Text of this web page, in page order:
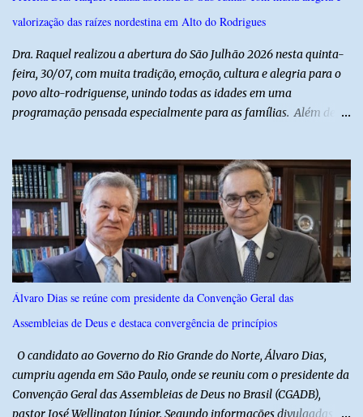
Polícia Militar, a criança é filha de um policial militar. PM reforça
alerta sobre álcool e direção Em nota, a Polícia Militar manifestou
valorização das raízes nordestina em Alto do Rodrigues
Dra. Raquel realizou a abertura do São Julhão 2026 nesta quinta-
feira, 30/07, com muita tradição, emoção, cultura e alegria para o
povo alto-rodriguense, unindo todas as idades em uma
programação pensada especialmente para as famílias. Além de
mostrando o cuidado com o desenvolvimento do alto-rodriguense.
A primeira noite foi marcada por apresentações que
emocionaram o público, contando com as quadrilhas das escolas
municipais Félix Antônio e Walfredo Gurgel, o ritmo contagiante
dos Cangaceiros do Nordeste, a alegria do grupo da Melhor Idade
e o belíssimo espetáculo "Mulheres do Cangaço: o Fiar da
Resistência", do Alto em Cena. Para fechar a noite com muitas
gargalhadas e descontração, o humorista Titela do Ceará garantiu
a alegria de todos. E o melhor de tudo é que a festa continua com
mais dois dias de muita animação, reafirmando o sucesso ...
Álvaro Dias se reúne com presidente da Convenção Geral das
Assembleias de Deus e destaca convergência de princípios
O candidato ao Governo do Rio Grande do Norte, Álvaro Dias,
cumpriu agenda em São Paulo, onde se reuniu com o presidente da
Convenção Geral das Assembleias de Deus no Brasil (CGADB),
pastor José Wellington Júnior. Segundo informações divulgadas